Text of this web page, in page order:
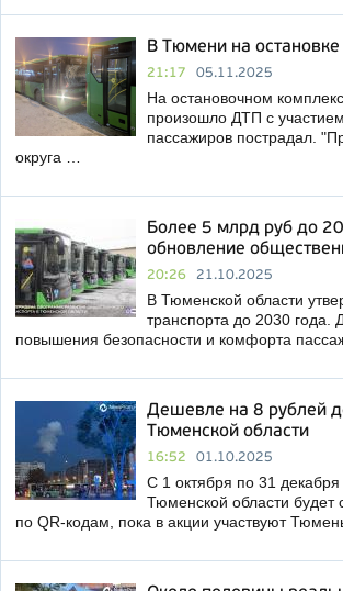
В Тюмени на остановке
21:17 05.11.2025
На остановочном
произошло ДТП с
пассажиров пострадал.
округа …
Более 5 млрд руб до
обновление
20:26 21.10.2025
В Тюменской области
транспорта до 2030 года.
повышения безопасности и комфорта
Дешевле на 8 рублей
Тюменской области
16:52 01.10.2025
С 1 октября по 31
Тюменской области будет
по QR-кодам, пока в акции участвуют